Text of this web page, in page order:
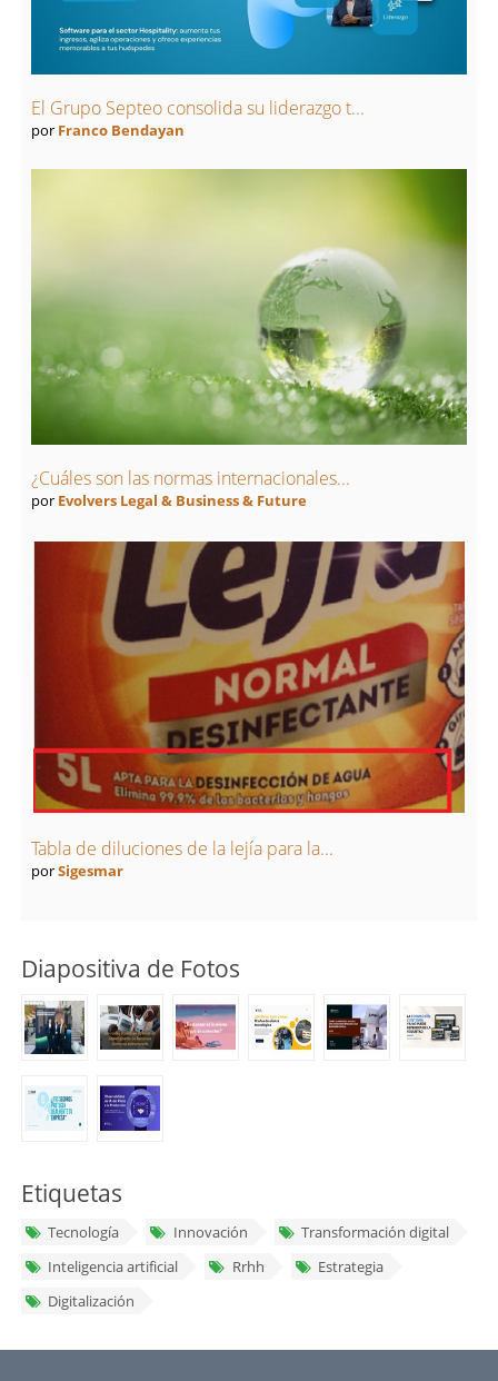
El Grupo Septeo consolida su liderazgo t...
por Franco Bendayan
¿Cuáles son las normas internacionales...
por Evolvers Legal & Business & Future
Tabla de diluciones de la lejía para la...
porSigesmar
Diapositiva de Fotos
Etiquetas
Tecnología Innovación
Transformación digital
Inteligencia artificial
Rrhh
Estrategia
Digitalización